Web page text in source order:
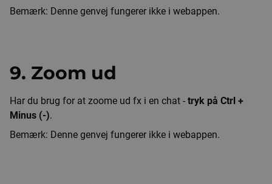
Bemærk: Denne genvej fungerer ikke i webappen.
9. Zoom ud
Har du brug for at zoome ud fx i en chat - tryk på Ctrl +
Minus (-).
Bemærk: Denne genvej fungerer ikke i webappen.